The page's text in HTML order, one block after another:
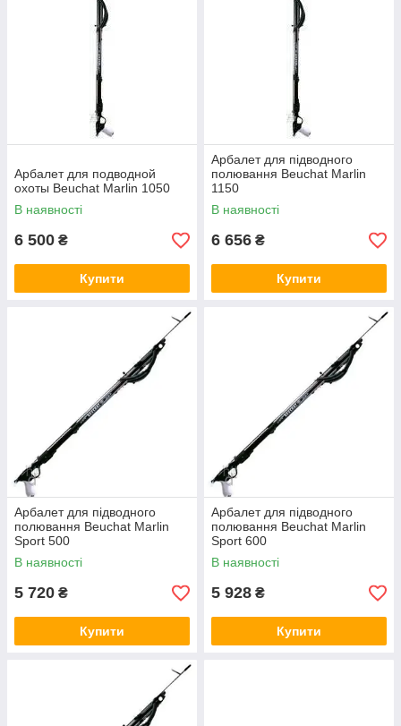
Арбалет для подводной
охоты Beuchat Marlin 1050
В наявності
6 500 ₴
Купити
Арбалет для підводного
полювання Beuchat Marlin
1150
В наявності
6 656 ₴
Купити
Арбалет для підводного
полювання Beuchat Marlin
Sport 500
В наявності
5 720 ₴
Купити
Арбалет для підводного
полювання Beuchat Marlin
Sport 600
В наявності
5 928 ₴
Купити